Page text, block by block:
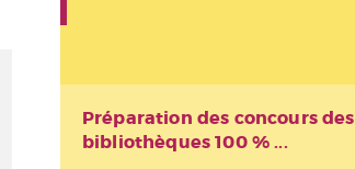
Préparation des concours des
bibliothèques 100 % ...